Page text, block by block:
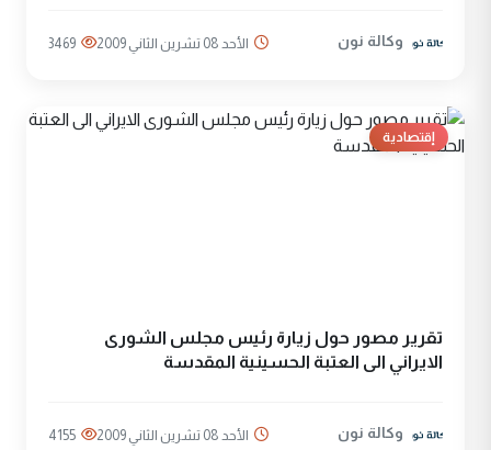
وكالة نون الأحد 08 تشرين الثاني 2009 3469
إقتصادية
تقرير مصور حول زيارة رئيس مجلس الشورى
الايراني الى العتبة الحسينية المقدسة
وكالة نون الأحد 08 تشرين الثاني 2009 4155